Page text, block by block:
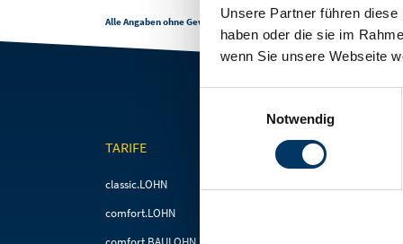
Unsere Partner führen
haben oder die sie im
wenn Sie unsere Webseite
Notwendig
Alle Angaben ohne Gewähr.
TARIFE
Navigation
classic.LOHN
comfort.LOHN
FÜR STEUERBERATER